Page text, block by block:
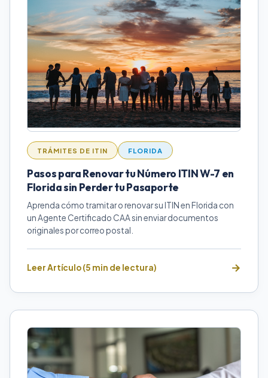
TRÁMITES DE ITIN FLORIDA
Pasos para Renovar tu Número ITIN W-7 en
Florida sin Perder tu Pasaporte
Aprenda cómo tramitar o renovar su ITIN en Florida con
un Agente Certificado CAA sin enviar documentos
originales por correo postal.
Leer Artículo (5 min de lectura)